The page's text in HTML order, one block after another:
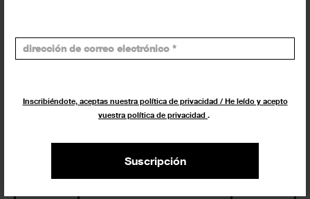
Inscribiéndote, aceptas nuestra política de privacidad / He leído y acepto
vuestra política de privacidad .
Suscripción
Agenda
Exposiciones, inauguraciones,
¡Te ayudamos a encontrar el
evento que buscas !